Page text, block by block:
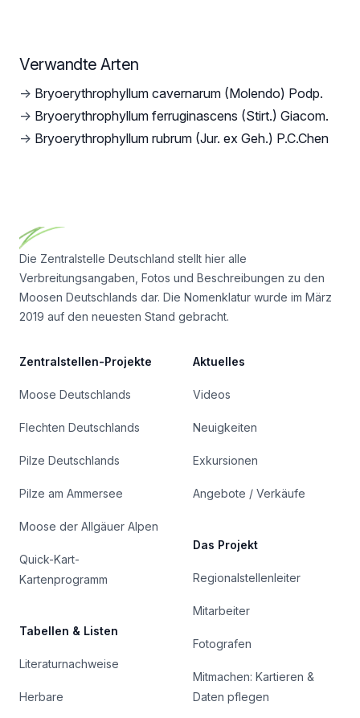
Verwandte Arten
→ Bryoerythrophyllum cavernarum (Molendo) Podp.
→ Bryoerythrophyllum ferruginascens (Stirt.) Giacom.
→ Bryoerythrophyllum rubrum (Jur. ex Geh.) P.C.Chen
Die Zentralstelle Deutschland stellt hier alle
Verbreitungsangaben, Fotos und Beschreibungen zu den
Moosen Deutschlands dar. Die Nomenklatur wurde im März
2019 auf den neuesten Stand gebracht.
Zentralstellen-Projekte
Moose Deutschlands
Flechten Deutschlands
Pilze Deutschlands
Pilze am Ammersee
Moose der Allgäuer Alpen
Quick-Kart-
Kartenprogramm
Tabellen & Listen
Literaturnachweise
Herbare
Aktuelles
Videos
Neuigkeiten
Exkursionen
Angebote / Verkäufe
Das Projekt
Regionalstellenleiter
Mitarbeiter
Fotografen
Mitmachen: Kartieren &
Daten pflegen